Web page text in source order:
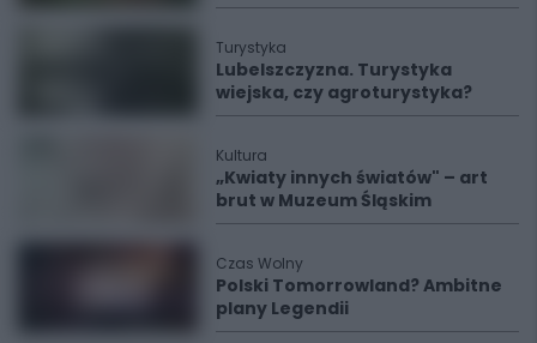
Turystyka
Lubelszczyzna. Turystyka
wiejska, czy agroturystyka?
Kultura
„Kwiaty innych światów" – art
brut w Muzeum Śląskim
Czas Wolny
Polski Tomorrowland? Ambitne
plany Legendii